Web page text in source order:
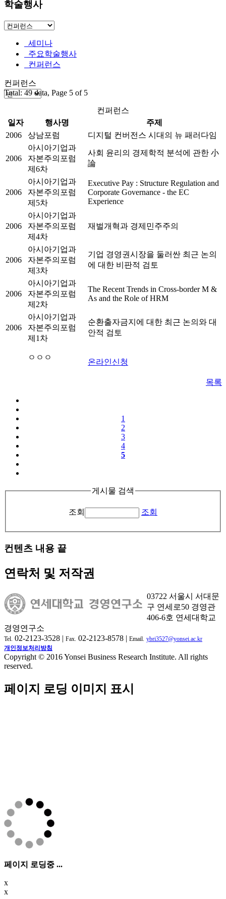
학술행사
세미나
주요학술행사
컨퍼런스
컨퍼런스
Total: 49 data, Page 5 of 5
컨퍼런스
일자
행사명
주제
2006
상남포럼 디지털 컨버전스 시대의 뉴 패러다임
2006
아시아기업과
자본주의포럼
제6차
사회 윤리의 경제학적 분석에 관한 小
論
2006
아시아기업과
자본주의포럼
제5차
Executive Pay : Structure Regulation and
Corporate Governance - the EC
Experience
2006
아시아기업과
자본주의포럼
제4차
재벌개혁과 경제민주주의
2006
아시아기업과
자본주의포럼
제3차
기업 경영권시장을 둘러싼 최근 논의
에 대한 비판적 검토
2006
아시아기업과
자본주의포럼
제2차
The Recent Trends in Cross-border M &
As and the Role of HRM
2006
아시아기업과
자본주의포럼
제1차
순환출자금지에 대한 최근 논의와 대
안적 검토
ㅇㅇㅇ
온라인신청
목록
1
2
3
4
5
게시물 검색
조회 조회
컨텐츠 내용 끝
연락처 및 저작권
03722 서울시 서대문
구 연세로50 경영관
406-6호 연세대학교
경영연구소
Tel. 02-2123-3528 | Fax. 02-2123-8578 | Email. ybri3527@yonsei.ac.kr
개인정보처리방침
Copyright © 2016 Yonsei Business Research Institute. All rights
reserved.
페이지 로딩 이미지 표시
페이지 로딩중 ...
x
x